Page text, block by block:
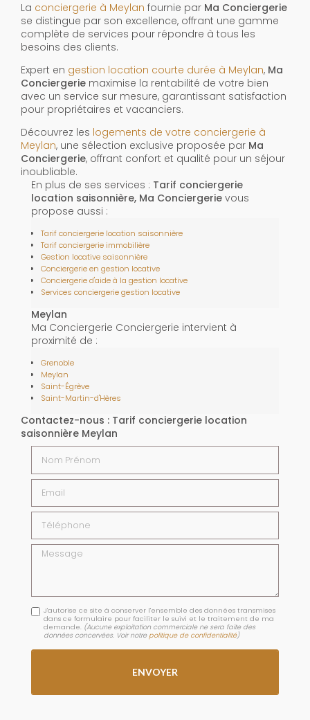
La conciergerie à Meylan fournie par Ma Conciergerie
se distingue par son excellence, offrant une gamme
complète de services pour répondre à tous les
besoins des clients.
Expert en gestion location courte durée à Meylan, Ma
Conciergerie maximise la rentabilité de votre bien
avec un service sur mesure, garantissant satisfaction
pour propriétaires et vacanciers.
Découvrez les logements de votre conciergerie à
Meylan, une sélection exclusive proposée par Ma
Conciergerie, offrant confort et qualité pour un séjour
inoubliable.
En plus de ses services : Tarif conciergerie
location saisonnière, Ma Conciergerie vous
propose aussi :
Tarif conciergerie location saisonnière
Tarif conciergerie immobilière
Gestion locative saisonnière
Conciergerie en gestion locative
Conciergerie d'aide à la gestion locative
Services conciergerie gestion locative
Meylan
Ma Conciergerie Conciergerie intervient à
proximité de :
Grenoble
Meylan
Saint-Égrève
Saint-Martin-d'Hères
Contactez-nous : Tarif conciergerie location
saisonnière Meylan
Email
Téléphone
Message
J'autorise ce site à conserver l'ensemble des données transmises
dans ce formulaire pour faciliter le suivi et le traitement de ma
demande. (Aucune exploitation commerciale ne sera faite des
données concervées. Voir notrepolitique de confidentialité)